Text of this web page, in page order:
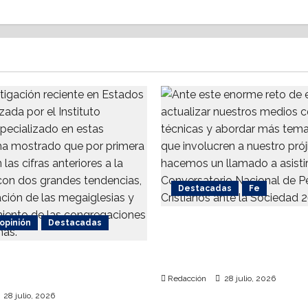
Destacadas
28 julio, 2026
Destacadas Fe
Redacción 28 julio, 2026